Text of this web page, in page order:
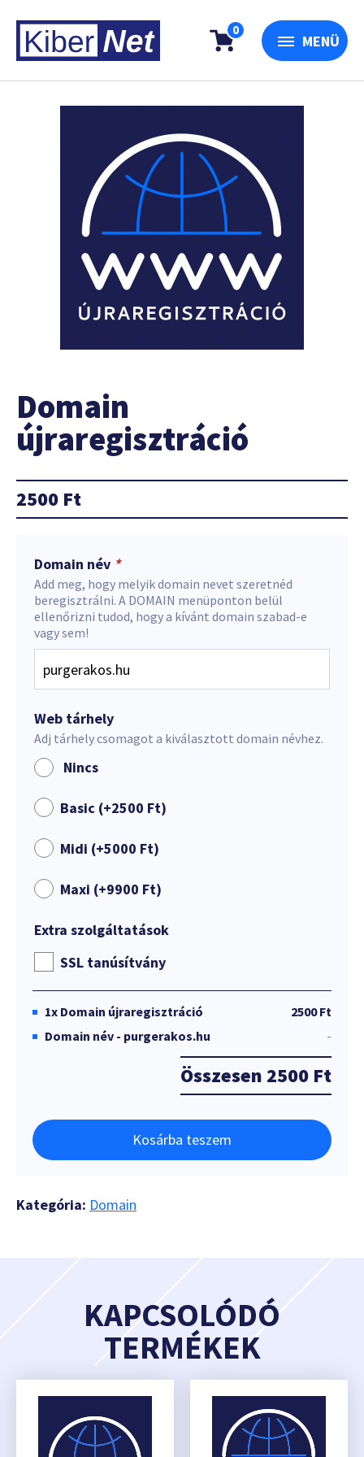
0
MENÜ
Domain
újraregisztráció
2500 Ft
Domain név *
Add meg, hogy melyik domain nevet szeretnéd
beregisztrálni. A DOMAIN menüponton belül
ellenőrizni tudod, hogy a kívánt domain szabad-e
vagy sem!
Web tárhely
Adj tárhely csomagot a kiválasztott domain névhez.
Nincs
Basic (+2500 Ft)
Midi (+5000 Ft)
Maxi (+9900 Ft)
Extra szolgáltatások
SSL tanúsítvány
1x Domain újraregisztráció
2500 Ft
Domain név - purgerakos.hu
-
Összesen 2500 Ft
Kosárba teszem
Kategória: Domain
KAPCSOLÓDÓ
TERMÉKEK